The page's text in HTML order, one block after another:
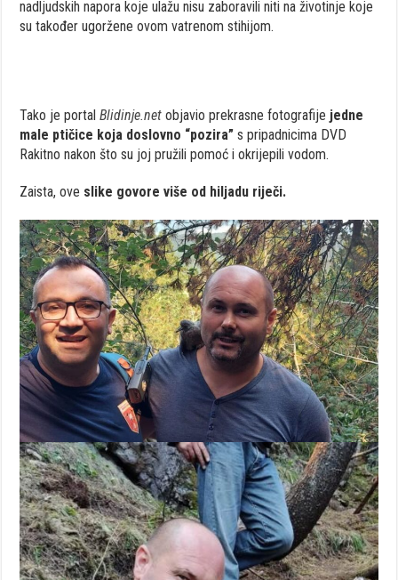
nadljudskih napora koje ulažu nisu zaboravili niti na životinje koje
su također ugoržene ovom vatrenom stihijom.
Tako je portalBlidinje.net objavio prekrasne fotografije jedne
male ptičice koja doslovno “pozira” s pripadnicima DVD
Rakitno nakon što su joj pružili pomoć i okrijepili vodom.
Zaista, ove slike govore više od hiljadu riječi.